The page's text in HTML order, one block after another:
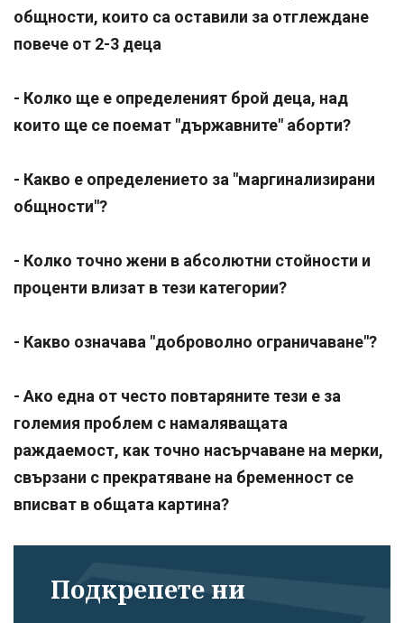
общности, които са оставили за отглеждане
повече от 2-3 деца
- Колко ще е определеният брой деца, над
които ще се поемат "държавните" аборти?
- Какво е определението за "маргинализирани
общности"?
- Колко точно жени в абсолютни стойности и
проценти влизат в тези категории?
- Какво означава "доброволно ограничаване"?
- Ако една от често повтаряните тези е за
големия проблем с намаляващата
раждаемост, как точно насърчаване на мерки,
свързани с прекратяване на бременност се
вписват в общата картина?
Подкрепете ни